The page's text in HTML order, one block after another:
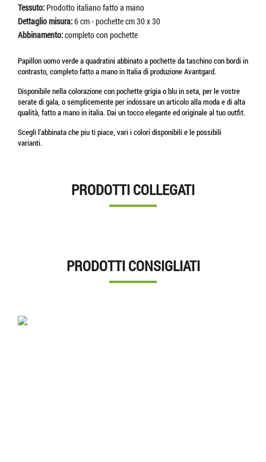
Tessuto: Prodotto italiano fatto a mano
Dettaglio misura:6 cm - pochette cm 30 x 30
Abbinamento:completo con pochette
Papillon uomo verde a quadratini abbinato a pochette da taschino con bordi in
contrasto, completo fatto a mano in Italia di produzione Avantgard.
Disponibile nella colorazione con pochette grigia o blu in seta, per le vostre
serate di gala, o semplicemente per indossare un articolo alla moda e di alta
qualità, fatto a mano in italia. Dai un tocco elegante ed originale al tuo outfit.
Scegli l'abbinata che piu ti piace, vari i colori disponibili e le possibili
varianti.
PRODOTTI COLLEGATI
PRODOTTI CONSIGLIATI